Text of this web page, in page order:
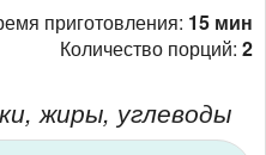
приготовления: 15 мин
Количество порций: 2
жиры, углеводы